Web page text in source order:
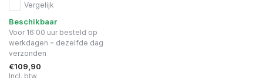
Vergelijk
Beschikbaar
Voor 16:00 uur besteld op
werkdagen = dezelfde dag
verzonden
€109,90
Incl. btw